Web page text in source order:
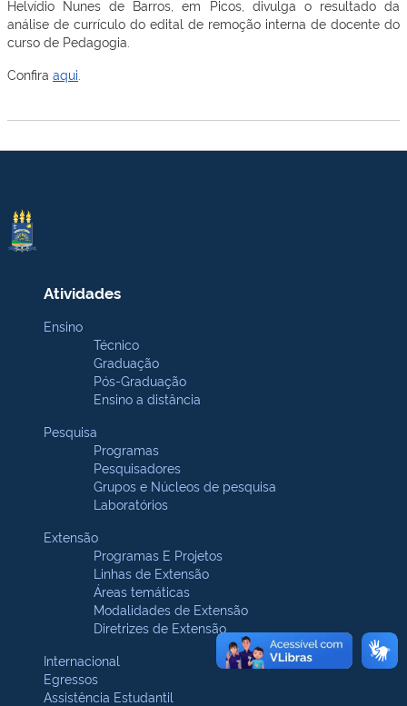
Helvídio Nunes de Barros, em Picos, divulga o resultado da
análise de currículo do edital de remoção interna de docente do
curso de Pedagogia.
Confira aqui
Atividades
Ensino
Técnico
Graduação
Pós-Graduação
Ensino a distância
Pesquisa
Programas
Pesquisadores
Grupos e Núcleos de pesquisa
Laboratórios
Extensão
Programas E Projetos
Linhas de Extensão
Áreas temáticas
Modalidades de Extensão
Diretrizes de Extensão
Internacional
Egressos
Assistência Estudantil